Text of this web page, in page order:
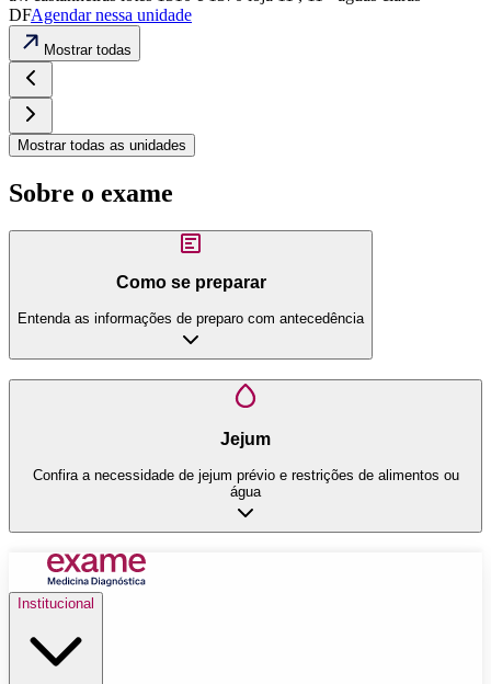
DFAgendar nessa unidade
Mostrar todas
Mostrar todas as unidades
Sobre o exame
Como se preparar
Entenda as informações de preparo com antecedência
Jejum
Confira a necessidade de jejum prévio e restrições de alimentos ou
água
Institucional